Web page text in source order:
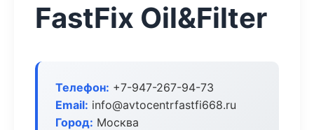
FastFix Oil&Filter
Телефон: +7-947-267-94-73
Email: info@avtocentrfastfi668.ru
Город: Москва